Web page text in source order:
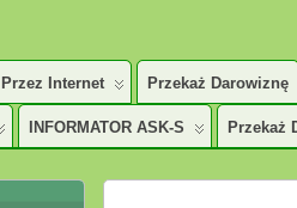
Przez Internet Przekaż Darowiznę
INFORMATOR ASK-S Przekaż